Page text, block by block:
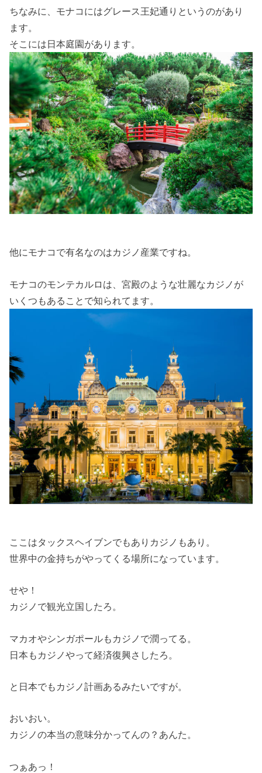
ちなみに、モナコにはグレース王妃通りというのがあり
ます。
そこには日本庭園があります。
他にモナコで有名なのはカジノ産業ですね。
モナコのモンテカルロは、宮殿のような壮麗なカジノが
いくつもあることで知られてます。
ここはタックスヘイブンでもありカジノもあり。
世界中の金持ちがやってくる場所になっています。
せや！
カジノで観光立国したろ。
マカオやシンガポールもカジノで潤ってる。
日本もカジノやって経済復興さしたろ。
と日本でもカジノ計画あるみたいですが。
おいおい。
カジノの本当の意味分かってんの？あんた。
つぁあっ！